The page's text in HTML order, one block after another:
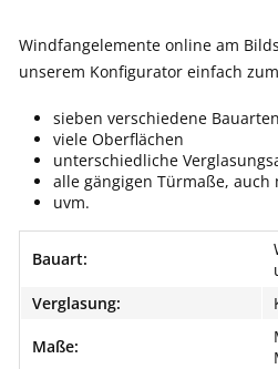
Windfangelemente online am
unserem Konfigurator einfach
sieben verschiedene Bauarten
viele Oberflächen
unterschiedliche
alle gängigen Türmaße,
uvm.
Bauart:
Verglasung:
Maße: